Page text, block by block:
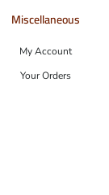
Miscellaneous
My Account
Your Orders